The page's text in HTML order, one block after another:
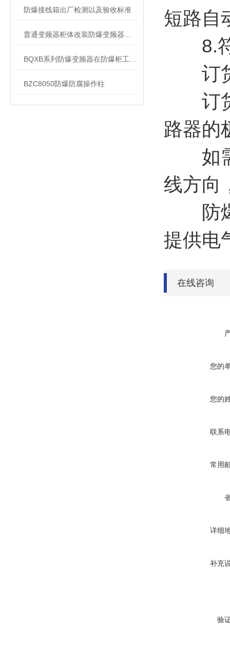
防爆接线箱出厂检测以及验收标准
BZC8050防爆防腐操作柱
短路自
8.符
订货
订货
路器的
如需
线方向
防爆
提供电
在线咨询
您的
您的
联系
常用
详细
补充
验